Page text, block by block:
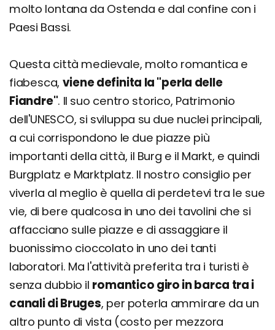
molto lontana da Ostenda e dal confine con i
Paesi Bassi.
Questa città medievale, molto romantica e
fiabesca, viene definita la "perla delle
Fiandre". Il suo centro storico, Patrimonio
dell'UNESCO, si sviluppa su due nuclei principali,
a cui corrispondono le due piazze più
importanti della città, il Burg e il Markt, e quindi
Burgplatz e Marktplatz. Il nostro consiglio per
viverla al meglio è quella di perdetevi tra le sue
vie, di bere qualcosa in uno dei tavolini che si
affacciano sulle piazze e di assaggiare il
buonissimo cioccolato in uno dei tanti
laboratori. Ma l'attività preferita tra i turisti è
senza dubbio il romantico giro in barca tra i
canali di Bruges, per poterla ammirare da un
altro punto di vista (costo per mezzora